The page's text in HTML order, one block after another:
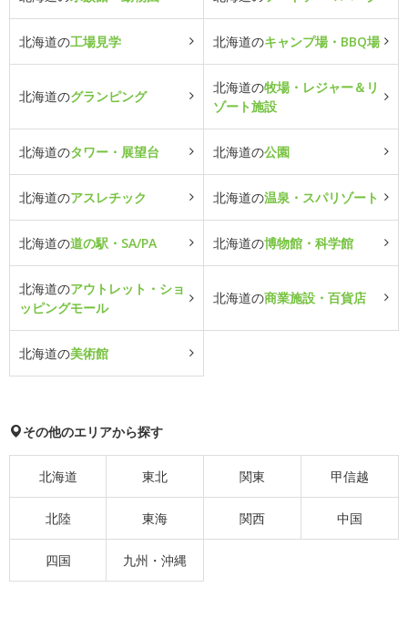
北海道の工場見学 北海道のキャンプ場・BBQ場
北海道のグランピング
北海道の牧場・レジャー＆リ
ゾート施設
北海道のタワー・展望台 北海道の公園
北海道のアスレチック 北海道の温泉・スパリゾート
北海道の道の駅・SA/PA 北海道の博物館・科学館
北海道のアウトレット・ショ
ッピングモール
北海道の商業施設・百貨店
北海道の美術館
その他のエリアから探す
北海道 東北 関東 甲信越
北陸 東海 関西 中国
四国 九州・沖縄